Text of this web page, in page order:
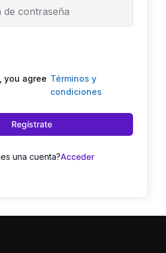
you agree Términos y
condiciones
Regístrate
una cuenta?Acceder